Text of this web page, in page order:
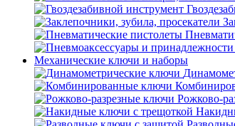
Механические ключи и наборы
Рожково-